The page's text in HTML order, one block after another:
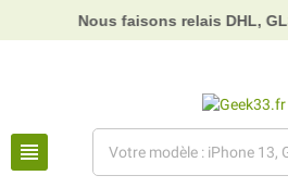
Nous faisons relais DHL, GLS
view_headline